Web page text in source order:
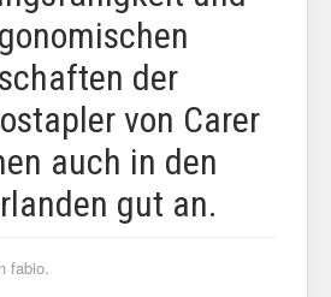
der
von Carer
auch in den
gut an.
fabio.